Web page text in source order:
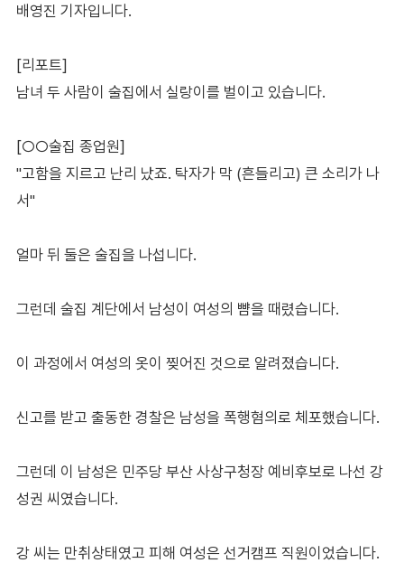
배영진 기자입니다.
[리포트]
남녀 두 사람이 술집에서 실랑이를 벌이고 있습니다.
[○○술집 종업원]
"고함을 지르고 난리 났죠. 탁자가 막 (흔들리고) 큰 소리가 나
서"
얼마 뒤 둘은 술집을 나섭니다.
그런데 술집 계단에서 남성이 여성의 뺨을 때렸습니다.
이 과정에서 여성의 옷이 찢어진 것으로 알려졌습니다.
신고를 받고 출동한 경찰은 남성을 폭행혐의로 체포했습니다.
그런데 이 남성은 민주당 부산 사상구청장 예비후보로 나선 강
성권 씨였습니다.
강 씨는 만취상태였고 피해 여성은 선거캠프 직원이었습니다.